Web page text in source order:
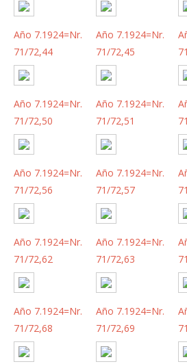
Año 7.1924=Nr.
71/72,44
Año 7.1924=Nr.
71/72,45
Año 7.1924=Nr.
71/72,50
Año 7.1924=Nr.
71/72,51
Año 7.1924=Nr.
71/72,56
Año 7.1924=Nr.
71/72,57
Año 7.1924=Nr.
71/72,62
Año 7.1924=Nr.
71/72,63
Año 7.1924=Nr.
71/72,68
Año 7.1924=Nr.
71/72,69